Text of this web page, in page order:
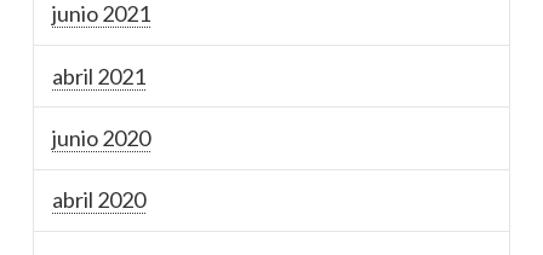
junio 2021
abril 2021
junio 2020
abril 2020